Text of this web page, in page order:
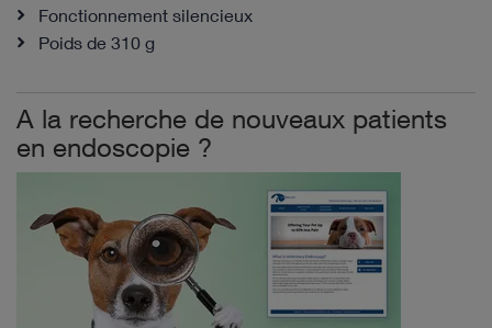
Fonctionnement silencieux
Poids de 310 g
A la recherche de nouveaux patients
en endoscopie ?